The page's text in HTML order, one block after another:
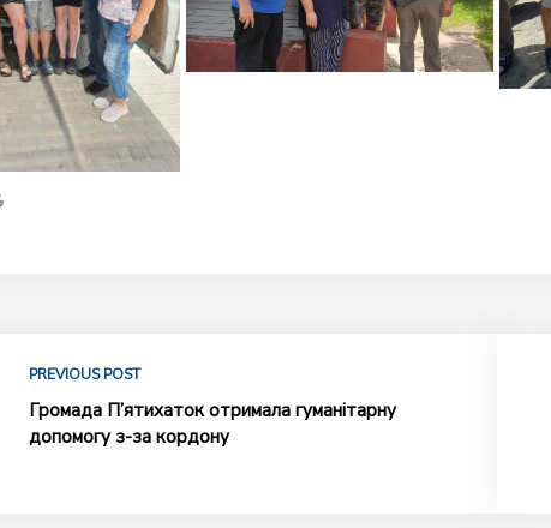
PREVIOUS POST
Громада П’ятихаток отримала гуманітарну
допомогу з-за кордону